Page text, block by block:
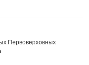
Первоверховных